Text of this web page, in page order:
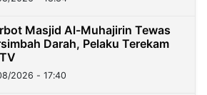
Masjid Al-Muhajirin Tewas
Darah, Pelaku Terekam
2026 - 17:40